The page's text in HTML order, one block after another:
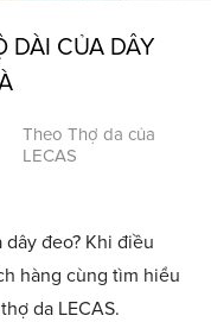
DÀI CỦA DÂY
Theo Thợ da của
LECAS
đeo? Khi điều
hàng cùng tìm hiểu
da LECAS.